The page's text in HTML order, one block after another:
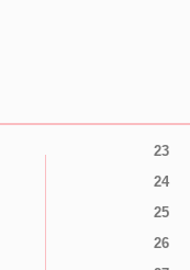
23
24
25
26